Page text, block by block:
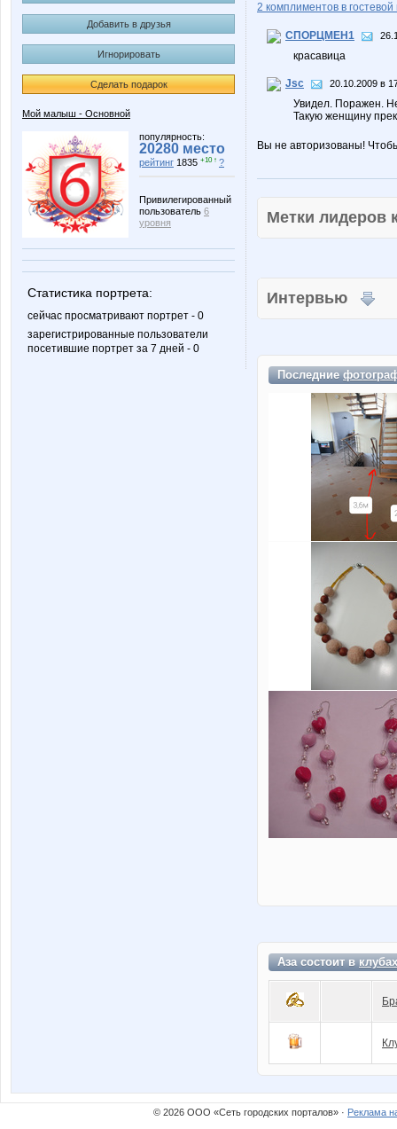
Добавить в друзья
Игнорировать
Сделать подарок
Мой малыш - Основной
популярность:
20280 место
рейтинг 1835 +10 ↑ ?
Привилегированный
пользователь 6
уровня
Статистика портрета:
сейчас просматривают портрет - 0
зарегистрированные пользователи
посетившие портрет за 7 дней - 0
2 комплиментов в гостевой
СПОРЦМЕН1
красавица
Jsc 20.10.2009 в
Увидел. Поражен.
Такую женщину
Вы не авторизованы!
Метки
Интервью
Последние
Аза состоит вклубах
© 2026 ООО «Сеть городских порталов» · Реклама